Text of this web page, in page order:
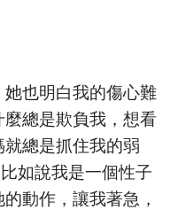
她也明白我的傷心難
總是欺負我，想看
總是抓住我的弱
如說我是一個性子
動作，讓我著急，